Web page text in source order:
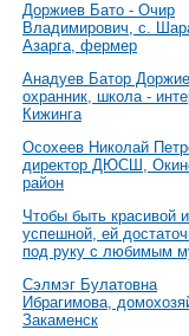
Доржиев Бато - Очир
Владимирович, с.
Азарга, фермер
Анадуев Батор
охранник, школа -
Кижинга
Осохеев Николай
директор ДЮСШ,
район
Чтобы быть красивой и
успешной, ей
под руку с любимым
Сэлмэг Булатовна
Ибрагимова,
Закаменск